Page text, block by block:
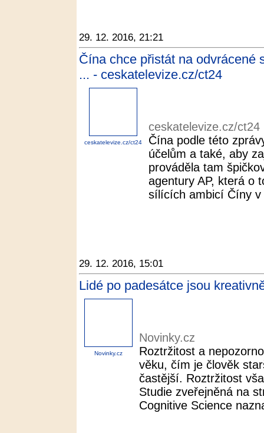
29. 12. 2016, 21:21
Čína chce přistát na odvrácené
... - ceskatelevize.cz/ct24
ceskatelevize.cz/ct24
ceskatelevize.cz/ct24
Čína podle této
účelům a také, aby
prováděla tam
agentury AP, která o
sílících ambicí Číny v
29. 12. 2016, 15:01
Lidé po padesátce jsou
Novinky.cz
Novinky.cz
Roztržitost a
věku, čím je člověk
častější. Roztržitost
Studie zveřejněná na
Cognitive Science